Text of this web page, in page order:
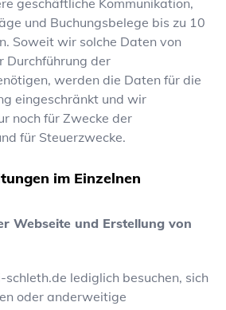
geschäftliche Kommunikation,
und Buchungsbelege bis zu 10
Soweit wir solche Daten von
Durchführung der
werden die Daten für die
eingeschränkt und wir
noch für Zwecke der
für Steuerzwecke.
im Einzelnen
Webseite und Erstellung von
schleth.de lediglich besuchen, sich
oder anderweitige